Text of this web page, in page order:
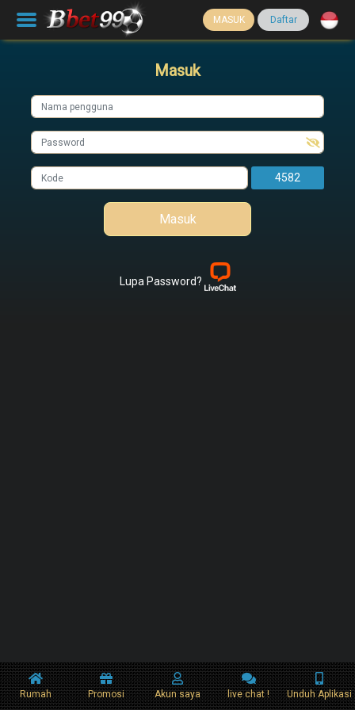
MASUK Daftar
Masuk
4582
Masuk
Lupa Password?
Rumah Promosi Akun saya live chat ! Unduh Aplikasi